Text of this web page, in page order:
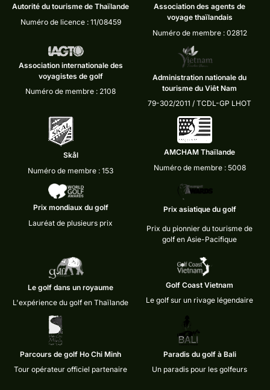
Autorité du tourisme de Thaïlande
Numéro de licence : 11/08459
Association des agents de
voyage thaïlandais
Numéro de membre : 02812
Association internationale des
voyagistes de golf
Numéro de membre : 2108
Administration nationale du
tourisme du Viêt Nam
79-302/2011 / TCDL-GP LHOT
Skål
Numéro de membre : 153
AMCHAM Thaïlande
Numéro de membre : 5008
Prix mondiaux du golf
Lauréat de plusieurs prix
Prix asiatique du golf
Prix du pionnier du tourisme de
golf en Asie-Pacifique
Le golf dans un royaume
L'expérience du golf en Thaïlande
Golf Coast Vietnam
Le golf sur un rivage légendaire
Parcours de golf Ho Chi Minh
Tour opérateur officiel partenaire
Paradis du golf à Bali
Un paradis pour les golfeurs